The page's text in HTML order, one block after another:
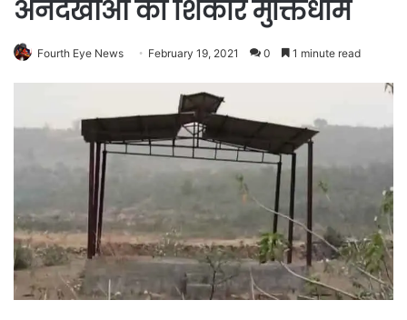
अनदेखीओं का शिकार मुक्तिधाम
Fourth Eye News February 19, 2021 0 1 minute read